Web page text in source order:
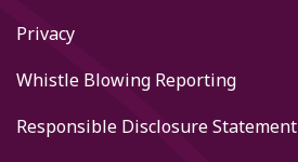
Privacy
Whistle Blowing Reporting
Responsible Disclosure Statement